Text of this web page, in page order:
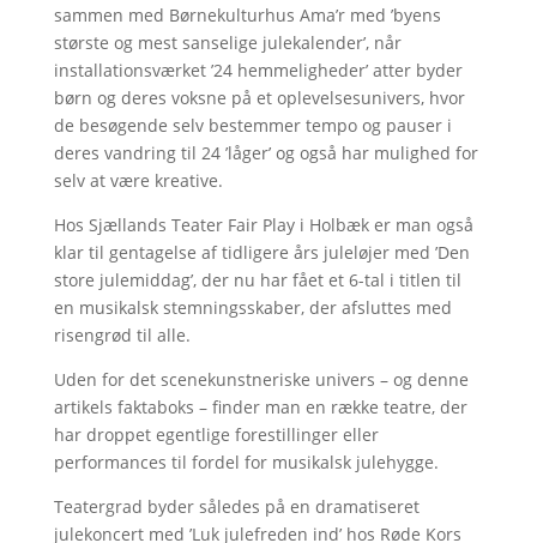
sammen med Børnekulturhus Ama’r med ’byens
største og mest sanselige julekalender’, når
installationsværket ’24 hemmeligheder’ atter byder
børn og deres voksne på et oplevelsesunivers, hvor
de besøgende selv bestemmer tempo og pauser i
deres vandring til 24 ’låger’ og også har mulighed for
selv at være kreative.
Hos Sjællands Teater Fair Play i Holbæk er man også
klar til gentagelse af tidligere års juleløjer med ’Den
store julemiddag’, der nu har fået et 6-tal i titlen til
en musikalsk stemningsskaber, der afsluttes med
risengrød til alle.
Uden for det scenekunstneriske univers – og denne
artikels faktaboks – finder man en række teatre, der
har droppet egentlige forestillinger eller
performances til fordel for musikalsk julehygge.
Teatergrad byder således på en dramatiseret
julekoncert med ’Luk julefreden ind’ hos Røde Kors